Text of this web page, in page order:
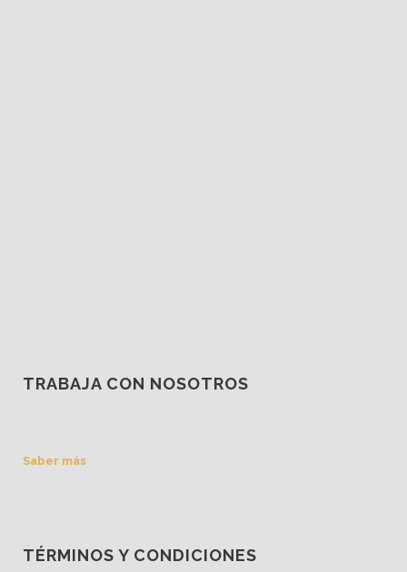
TRABAJA CON NOSOTROS
Saber más
TÉRMINOS Y CONDICIONES